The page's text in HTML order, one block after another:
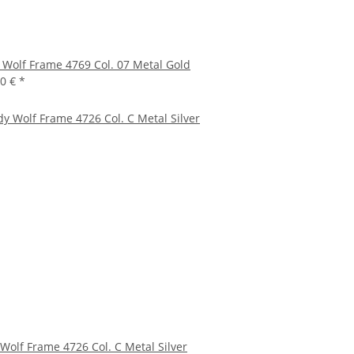
Frame 4769 Col. 07 Metal Gold
€ *
Frame 4726 Col. C Metal Silver